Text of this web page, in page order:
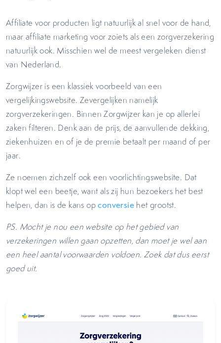
Affiliate voor producten ligt natuurlijk al snel voor de hand,
maar affiliate marketing voor zoiets als een zorgverzekering
natuurlijk ook. Misschien wel de meest vergeleken dienst
van Nederland.
Zorgwijzer is een klassiek voorbeeld van een
vergelijkingswebsite. Zevergelijken namelijk
zorgverzekeringen. Binnen Zorgwijzer kan je op allerlei
zaken filteren. Denk aan de prijs, de aanvullende dekking,
ziekenhuizen en of je de premie betaalt per maand of per
jaar.
Ze noemen zichzelf ook een voorlichtingswebsite. Dat
klopt wel een beetje, want als zij hun bezoekers het best
helpen, dan is de kans opconversie het grootst.
PS. Mocht je nou een website op het gebied van
verzekeringen willen gaan opzetten, dan moet je wel aan
een heel aantal voorwaarden voldoen. Zoek dat dus eerst
goed uit.